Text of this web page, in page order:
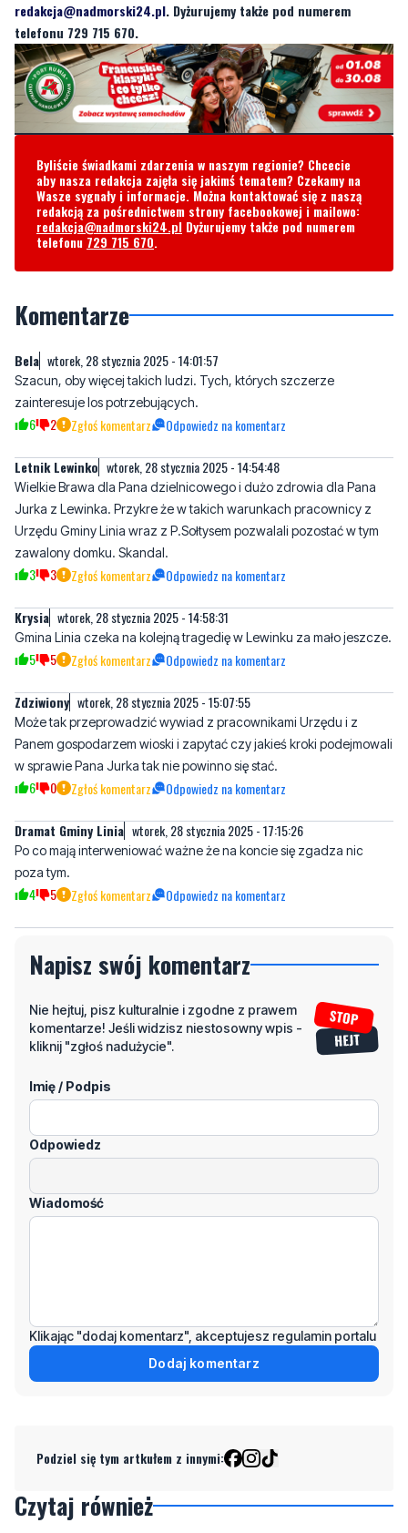
redakcja@nadmorski24.pl. Dyżurujemy także pod numerem
telefonu 729 715 670.
Byliście świadkami zdarzenia w naszym regionie? Chcecie
aby nasza redakcja zajęła się jakimś tematem? Czekamy na
Wasze sygnały i informacje. Można kontaktować się z naszą
redakcją za pośrednictwem strony facebookowej i mailowo:
redakcja@nadmorski24.pl Dyżurujemy także pod numerem
telefonu 729 715 670.
Komentarze
Bela wtorek, 28 stycznia 2025 - 14:01:57
Szacun, oby więcej takich ludzi. Tych, których szczerze
zainteresuje los potrzebujących.
6 2 Zgłoś komentarz Odpowiedz na komentarz
Letnik Lewinko wtorek, 28 stycznia 2025 - 14:54:48
Wielkie Brawa dla Pana dzielnicowego i dużo zdrowia dla Pana
Jurka z Lewinka. Przykre że w takich warunkach pracownicy z
Urzędu Gminy Linia wraz z P.Sołtysem pozwalali pozostać w tym
zawalony domku. Skandal.
3 3 Zgłoś komentarz Odpowiedz na komentarz
Krysia wtorek, 28 stycznia 2025 - 14:58:31
Gmina Linia czeka na kolejną tragedię w Lewinku za mało jeszcze.
5 5 Zgłoś komentarz Odpowiedz na komentarz
Zdziwiony wtorek, 28 stycznia 2025 - 15:07:55
Może tak przeprowadzić wywiad z pracownikami Urzędu i z
Panem gospodarzem wioski i zapytać czy jakieś kroki podejmowali
w sprawie Pana Jurka tak nie powinno się stać.
6 0 Zgłoś komentarz Odpowiedz na komentarz
Dramat Gminy Linia wtorek, 28 stycznia 2025 - 17:15:26
Po co mają interweniować ważne że na koncie się zgadza nic
poza tym.
4 5 Zgłoś komentarz Odpowiedz na komentarz
Napisz swój komentarz
Nie hejtuj, pisz kulturalnie i zgodne z prawem
komentarze! Jeśli widzisz niestosowny wpis -
kliknij "zgłoś nadużycie".
Imię / Podpis
Odpowiedz
Wiadomość
Klikając "dodaj komentarz", akceptujesz regulamin portalu
Dodaj komentarz
Podziel się tym artkułem z innymi:
Czytaj również